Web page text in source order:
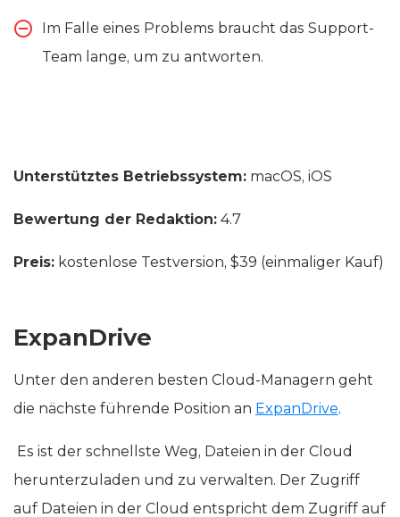
Im Falle eines Problems braucht das Support-
Team lange, um zu antworten.
Unterstütztes Betriebssystem: macOS, iOS
Bewertung der Redaktion: 4.7
Preis: kostenlose Testversion, $39 (einmaliger Kauf)
ExpanDrive
Unter den anderen besten Cloud-Managern geht
die nächste führende Position an ExpanDrive.
Es ist der schnellste Weg, Dateien in der Cloud
herunterzuladen und zu verwalten. Der Zugriff
auf Dateien in der Cloud entspricht dem Zugriff auf